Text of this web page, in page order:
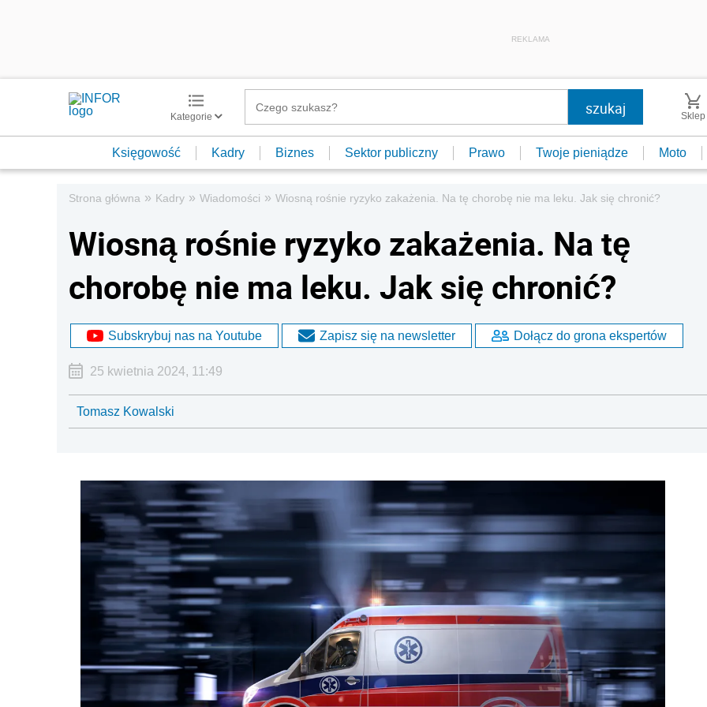
REKLAMA
Kategorie Sklep
Księgowość Kadry Biznes Sektor publiczny Prawo Twoje pieniądze Moto
Strona główna » Kadry » Wiadomości » Wiosną rośnie ryzyko zakażenia. Na tę chorobę nie ma leku. Jak się chronić?
Wiosną rośnie ryzyko zakażenia. Na tę
chorobę nie ma leku. Jak się chronić?
Subskrybuj nas na Youtube Zapisz się na newsletter Dołącz do grona ekspertów
25 kwietnia 2024, 11:49
Tomasz Kowalski